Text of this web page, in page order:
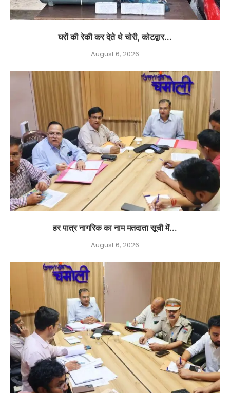
घरों की रेकी कर देते थे चोरी, कोटद्वार...
August 6, 2026
हर पात्र नागरिक का नाम मतदाता सूची में...
August 6, 2026